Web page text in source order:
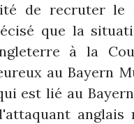
de recruter le
que la
à la
au Bayern
est lié au
anglais